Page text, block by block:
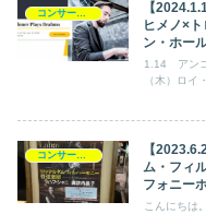
コンサート日記
【
ヒメノ×
ン・ホー
1.14 アンコ
（木）ロイ
コンサート日記
【
ム・フィ
フォニー
こんにちは